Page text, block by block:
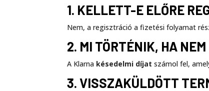
1. KELLETT-E ELŐRE
Nem, a regisztráció a fizetési folyamat
2. MI TÖRTÉNIK, HA
A Klarna késedelmi díjat számol fel,
3. VISSZAKÜLDÖTT